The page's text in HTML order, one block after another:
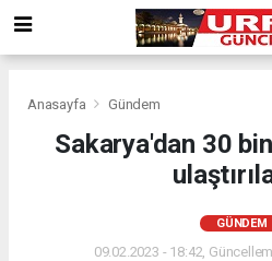
Anasayfa Gündem
Sakarya'dan 30
GÜNDEM
09.02.2023 - 18:42,